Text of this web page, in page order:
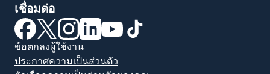
เชื่อมต่อ
(เปิดในหน้าต่างใหม่)
(เปิดในหน้าต่างใหม่)
(เปิดในหน้าต่างใหม่)
(เปิดในหน้าต่างใหม่)
(เปิดในหน้าต่างใหม่)
ข้อตกลงผู้ใช้งาน
ประกาศความเป็นส่วนตัว